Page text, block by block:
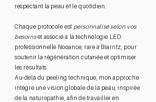
respectant la peau et le quotidien.
Chaque protocole est personnalisé selon vos
besoinset associé à la technologie LED
professionnelle Nooance, rare à Biarritz, pour
soutenir la régénération cutanée et optimiser
les résultats.
Au-delà du peeling technique, mon approche
intègre une vision globale de la peau, inspirée
de la naturopathie, afin de travailler en